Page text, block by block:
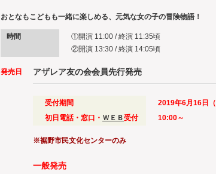
おとなもこどもも一緒に楽しめる、元気な女の子の冒険物語！
時間
①開演 11:00 / 終演 11:35頃
②開演 13:30 / 終演 14:05頃
発売日 アザレア友の会会員先行発売
受付期間 2019年6月16日（
初日電話・窓口・ ＷＥＢ受付 10:00～
※裾野市民文化センターのみ
一般発売